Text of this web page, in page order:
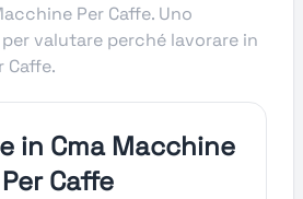
Per Caffe. Uno
valutare perché lavorare in
Caffe.
in Cma Macchine
Per Caffe